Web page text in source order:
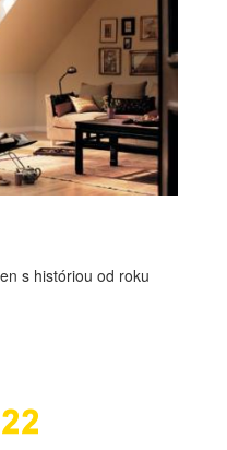
s históriou od roku